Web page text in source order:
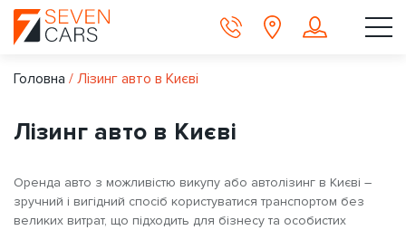
Головна / Лізинг авто в Києві
Лізинг авто в Києві
Оренда авто з можливістю викупу або автолізинг в Києві –
зручний і вигідний спосіб користуватися транспортом без
великих витрат, що підходить для бізнесу та особистих